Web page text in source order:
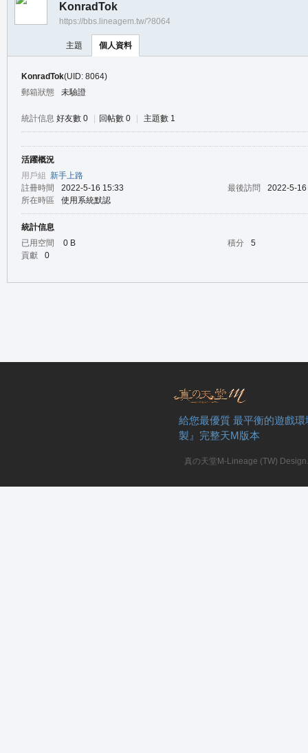
KonradTok
https://bbs.lineagem.tw/?8064
主題 個人資料
KonradTok(UID: 8064)
郵箱狀態
未驗證
統計信息 好友數 0 回帖數 0 主題數 1
活躍概況
用戶組 新手上路
註冊時間
2022-5-16 15:33 最後訪問
2022-5-
所在時區
使用系統默認
統計信息
已用空間
0 B 積分
5
貢獻
0
給您最優質 最平衡的遊戲
製』完整天M版本
真の天堂M-Lineage (TW)